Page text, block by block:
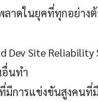
ดในยุคที่ทุกอย่างต้
Dev Site
อื่นทำ
การแข่งขันสูงคนที่มี